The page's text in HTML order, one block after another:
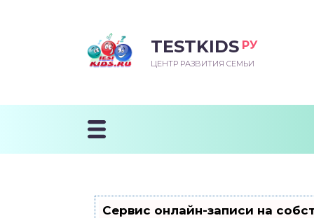
TESTKIDS РУ
ЦЕНТР РАЗВИТИЯ СЕМЬИ
Сервис онлайн-записи на
МЕСЯЦ
УЧИТСЯ
ПОСЛЕ ГОДА
К ШКОЛЕ
ДОШКОЛЬНИКА
ШКОЛА
ШКОЛЬНИКА
ШКОЛЬНИКА